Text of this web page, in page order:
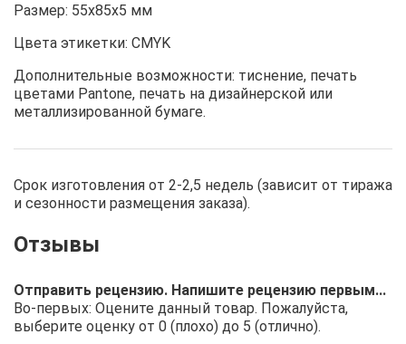
Размер: 55х85х5 мм
Цвета этикетки: CMYK
Дополнительные возможности: тиснение, печать
цветами Pantone, печать на дизайнерской или
металлизированной бумаге.
Срок изготовления от 2-2,5 недель (зависит от тиража
и сезонности размещения заказа).
Отправить рецензию. Напишите рецензию первым...
Во-первых: Оцените данный товар. Пожалуйста,
выберите оценку от 0 (плохо) до 5 (отлично).